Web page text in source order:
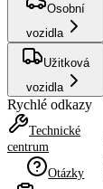
Osobní
vozidla
Užitková
vozidla
Rychlé odkazy
Technické
centrum
Otázky